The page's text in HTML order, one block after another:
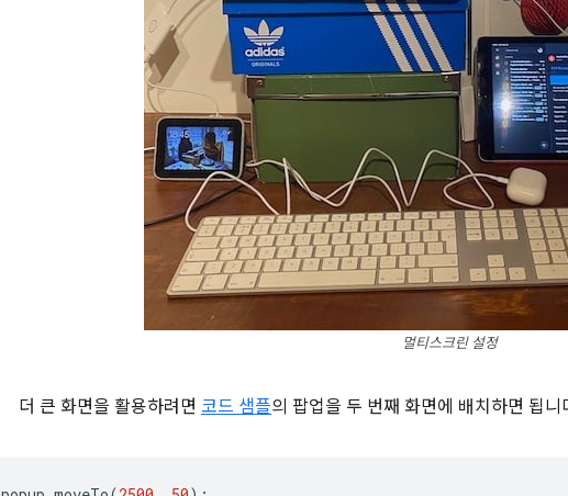
멀티스크린 설정
더 큰 화면을 활용하려면 코드 샘플의 팝업을 두 번째 화면에 배치하면 됩